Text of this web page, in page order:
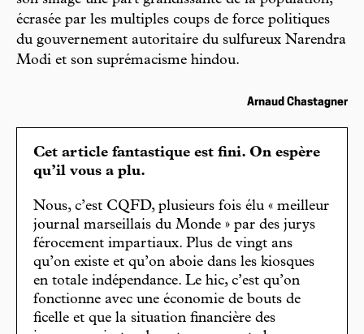
écrasée par les multiples coups de force politiques
du gouvernement autoritaire du sulfureux Narendra
Modi et son suprémacisme hindou.
Arnaud Chastagner
Cet article fantastique est fini. On espère
qu’il vous a plu.
Nous, c’est CQFD, plusieurs fois élu « meilleur
journal marseillais du Monde » par des jurys
férocement impartiaux. Plus de vingt ans
qu’on existe et qu’on aboie dans les kiosques
en totale indépendance. Le hic, c’est qu’on
fonctionne avec une économie de bouts de
ficelle et que la situation financière des